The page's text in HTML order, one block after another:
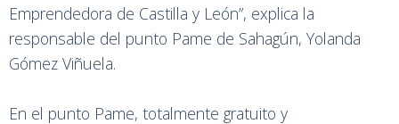
Emprendedora de Castilla y León”, explica la
responsable del punto Pame de Sahagún, Yolanda
Gómez Viñuela.
En el punto Pame, totalmente gratuito y